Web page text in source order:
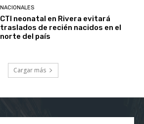
NACIONALES
CTI neonatal en Rivera evitará
traslados de recién nacidos en el
norte del país
Cargar más